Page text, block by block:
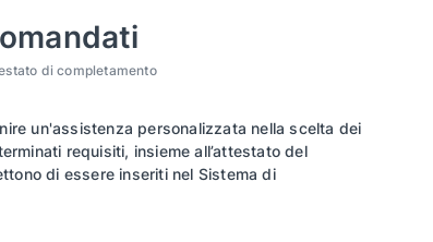
di completamento
un'assistenza personalizzata nella scelta dei
requisiti, insieme all’attestato del
di essere inseriti nel Sistema di